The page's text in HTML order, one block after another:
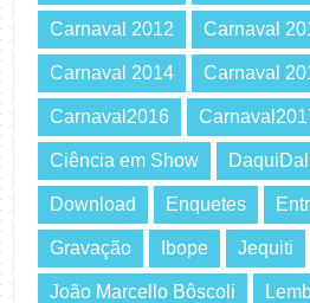
Carnaval 2012 Carnaval
Carnaval 2014 Carnaval
Carnaval2016
Ciência em Show
Download Enquetes
Gravação Ibope Jequiti
João Marcello Bôscoli